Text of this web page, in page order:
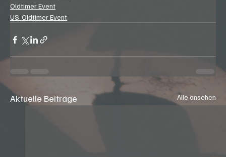
Oldtimer Event
US-Oldtimer Event
Aktuelle Beiträge Alle ansehen